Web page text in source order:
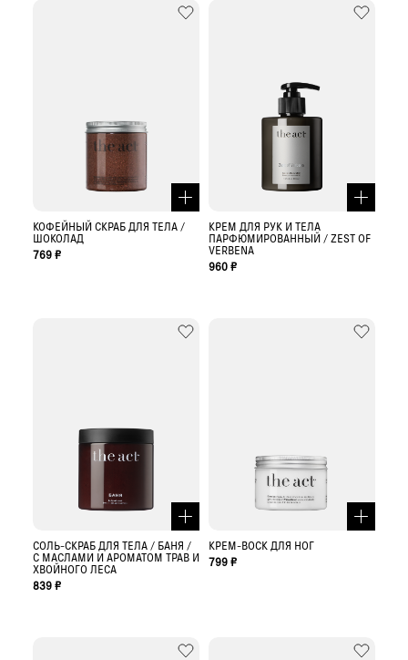
КОФЕЙНЫЙ СКРАБ ДЛЯ ТЕЛА /
ШОКОЛАД
769 ₽
КРЕМ ДЛЯ РУК И ТЕЛА
ПАРФЮМИРОВАННЫЙ / ZEST OF
VERBENA
960 ₽
СОЛЬ-СКРАБ ДЛЯ ТЕЛА / БАНЯ /
С МАСЛАМИ И АРОМАТОМ ТРАВ И
ХВОЙНОГО ЛЕСА
839 ₽
КРЕМ-ВОСК ДЛЯ НОГ
799 ₽